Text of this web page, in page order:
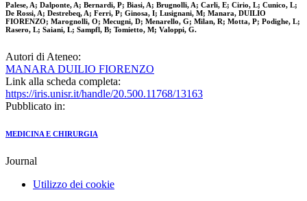
Palese, A; Dalponte, A; Bernardi, P; Biasi, A; Brugnolli, A; Carli, E; Cirio, L; Cunico, L;
De Rossi, A; Destrebeq, A; Ferri, P; Ginosa, I; Lusignani, M; Manara, DUILIO
FIORENZO; Marognolli, O; Mecugni, D; Menarello, G; Milan, R; Motta, P; Podighe, L;
Rasero, L; Saiani, L; Sampfl, B; Tomietto, M; Valoppi, G.
Autori di Ateneo:
MANARA DUILIO FIORENZO
Link alla scheda completa:
https://iris.unisr.it/handle/20.500.11768/13163
Pubblicato in:
MEDICINA E CHIRURGIA
Journal
Utilizzo dei cookie